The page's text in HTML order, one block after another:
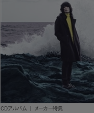
CDアルバム メーカー特典